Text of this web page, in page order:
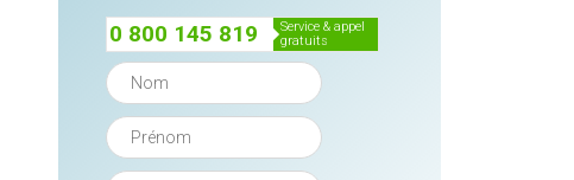
0 800 145 819
service & appel
gratuits